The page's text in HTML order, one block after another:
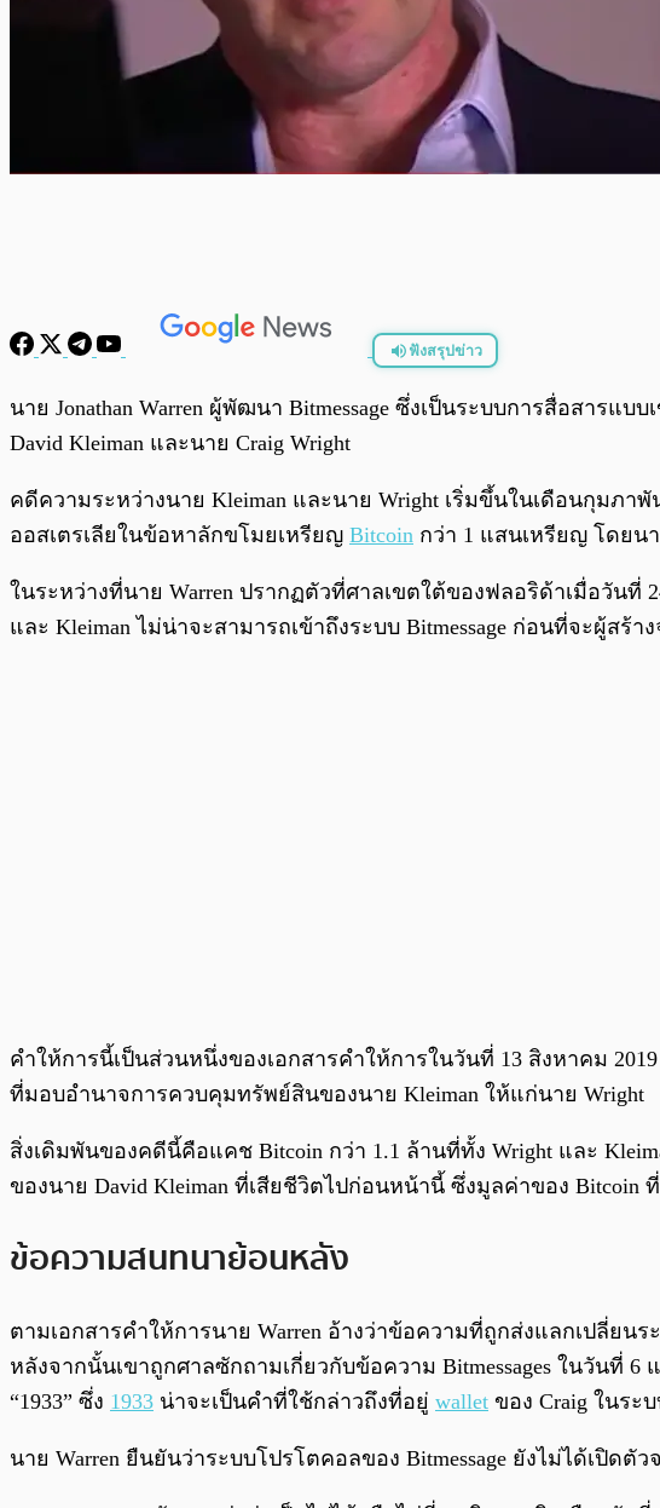
ฟังสรุปข่าว
พร้อมเล่น
นาย Jonathan Warren ผู้พัฒนา Bitmessage ซึ่งเป็นระบบการสื่อสาร
David Kleiman และนาย Craig Wright
คดีความระหว่างนาย Kleiman และนาย Wright เริ่มขึ้นในเดือนกุมภ
ออสเตรเลียในข้อหาลักขโมยเหรียญ Bitcoin กว่า 1 แสนเหรียญ โดยนา
ในระหว่างที่นาย Warren ปรากฏตัวที่ศาลเขตใต้ของฟลอริด้าเมื่อวันที่
และ Kleiman ไม่น่าจะสามารถเข้าถึงระบบ Bitmessage ก่อนที่จะผู้สร้า
คำให้การนี้เป็นส่วนหนึ่งของเอกสารคำให้การในวันที่ 13 สิงหาคม
ที่มอบอำนาจการควบคุมทรัพย์สินของนาย Kleiman ให้แก่นาย Wright
สิ่งเดิมพันของคดีนี้คือแคช Bitcoin กว่า 1.1 ล้านที่ทั้ง Wright และ
ของนาย David Kleiman ที่เสียชีวิตไปก่อนหน้านี้ ซึ่งมูลค่าของ
ข้อความสนทนาย้อนหลัง
ตามเอกสารคำให้การนาย Warren อ้างว่าข้อความที่ถูกส่งแลกเปลี่ยน
หลังจากนั้นเขาถูกศาลซักถามเกี่ยวกับข้อความ Bitmessages ในวันที่ 6 แ
“1933” ซึ่ง 1933 น่าจะเป็นคำที่ใช้กล่าวถึงที่อยู่ wallet ของ Craig ในระ
นาย Warren ยืนยันว่าระบบโปรโตคอลของ Bitmessage ยังไม่ได้เปิ